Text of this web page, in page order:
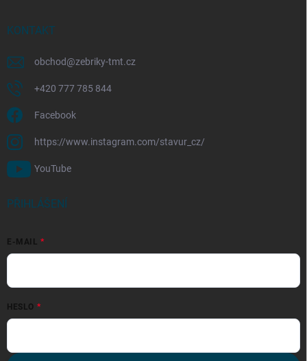
KONTAKT
obchod@zebriky-tmt.cz
+420 777 785 844
Facebook
https://www.instagram.com/stavur_cz/
YouTube
PŘIHLÁŠENÍ
E-MAIL
HESLO